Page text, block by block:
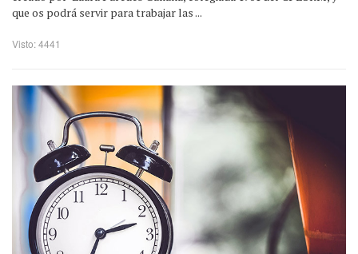
que os podrá servir para trabajar las ...
Visto: 4441